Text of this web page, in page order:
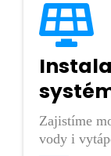
Zajistíme
vody i